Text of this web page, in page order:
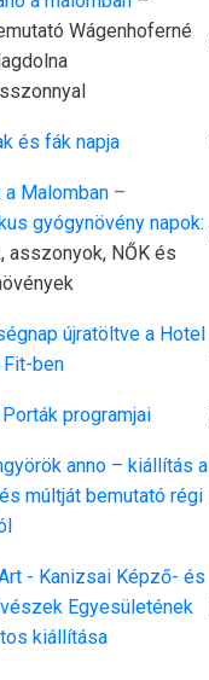
Wágenhoferné
és fák napja
a Malomban –
gyógynövény napok:
asszonyok, NŐK és
újratöltve a Hotel
Fit-ben
programjai
anno – kiállítás a
múltját bemutató régi
- Kanizsai Képző- és
Egyesületének
kiállítása